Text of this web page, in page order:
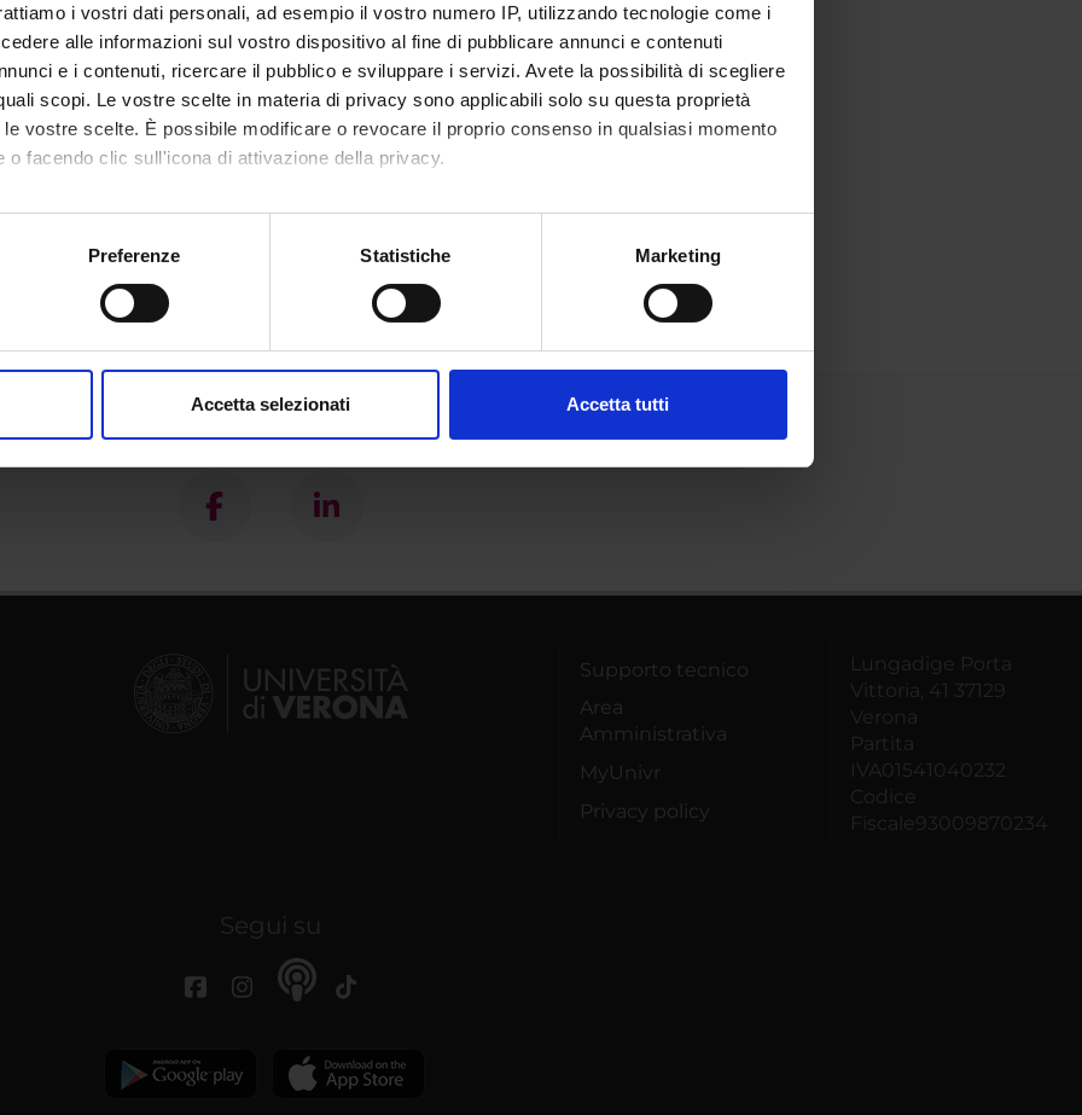
i vostri dati personali, ad esempio il vostro numero IP, utilizzando tecnologie come i
alle informazioni sul vostro dispositivo al fine di pubblicare annunci e contenuti
e i contenuti, ricercare il pubblico e sviluppare i servizi. Avete la possibilità di scegliere
scopi. Le vostre scelte in materia di privacy sono applicabili solo su questa proprietà
vostre scelte. È possibile modificare o revocare il proprio consenso in qualsiasi momento
o facendo clic sull'icona di attivazione della privacy.
anche:
sulla tua posizione geografica, con un'approssimazione di qualche metro,
in qualsiasi momento dalla Dichiarazione sui cookie.
Preferenze Statistiche Marketing
Accetta selezionati Accetta tutti
Condividi
Supporto tecnico
Area
Amministrativa
MyUnivr
Privacy policy
Lungadige Porta
Vittoria, 41 37129
Verona
Partita
IVA01541040232
Codice
Fiscale93009870234
Segui su